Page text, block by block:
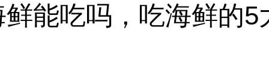
能吃吗，吃海鲜的5